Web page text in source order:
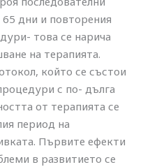
дни и повторения
това се нарича
на терапията.
който се състои
с по- дълга
от терапията се
период на
Първите ефекти
в развитието се